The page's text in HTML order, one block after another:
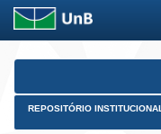
Skip
REPOSITÓRIO